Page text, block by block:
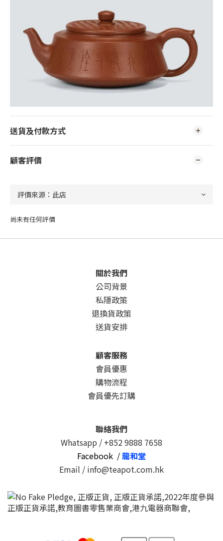
送貨及付款方式
顧客評價
尚未有任何評價
關於我們
公司背景
私隱政策
退換貨政策
送貨安排
顧客服務
會員優惠
購物流程
會員優先訂購
聯絡我們
Whatsapp / +852 9888 7658
Facebook /龍和堂
Email / info@teapot.com.hk